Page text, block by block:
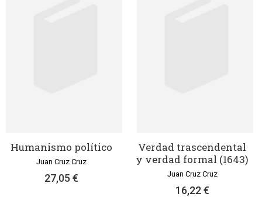
Humanismo político
Juan Cruz Cruz
27,05 €
Verdad trascendental
y verdad formal (1643)
Juan Cruz Cruz
16,22 €